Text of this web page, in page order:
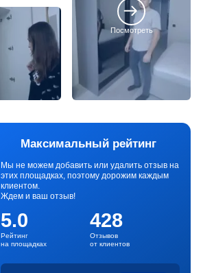
Посмотреть
Максимальный рейтинг
Мы не можем добавить или удалить отзыв на
этих площадках, поэтому дорожим каждым
клиентом.
Ждем и ваш отзыв!
5.0
Рейтинг
на площадках
428
Отзывов
от клиентов